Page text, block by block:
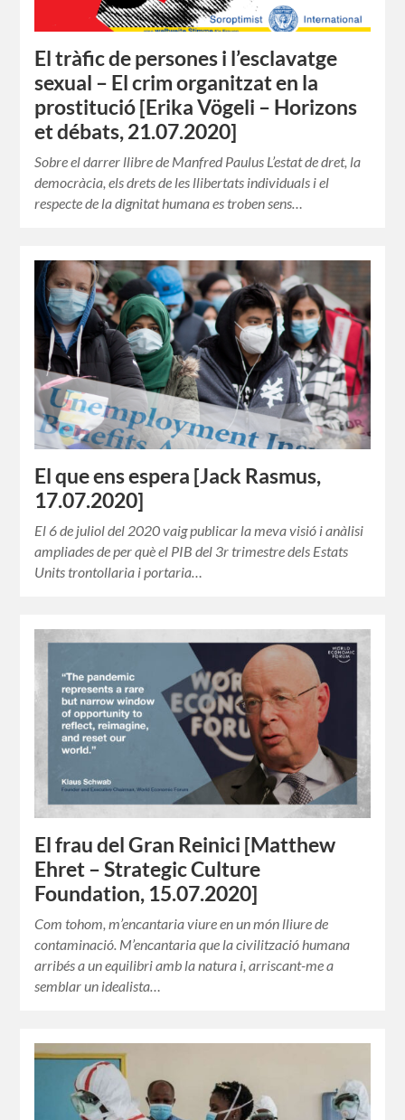
El tràfic de persones i l’esclavatge
sexual – El crim organitzat en la
prostitució [Erika Vögeli – Horizons
et débats, 21.07.2020]
Sobre el darrer llibre de Manfred Paulus L’estat de dret, la
democràcia, els drets de les llibertats individuals i el
respecte de la dignitat humana es troben sens…
El que ens espera [Jack Rasmus,
17.07.2020]
El 6 de juliol del 2020 vaig publicar la meva visió i anàlisi
ampliades de per què el PIB del 3r trimestre dels Estats
Units trontollaria i portaria…
El frau del Gran Reinici [Matthew
Ehret – Strategic Culture
Foundation, 15.07.2020]
Com tohom, m’encantaria viure en un món lliure de
contaminació. M’encantaria que la civilització humana
arribés a un equilibri amb la natura i, arriscant-me a
semblar un idealista…